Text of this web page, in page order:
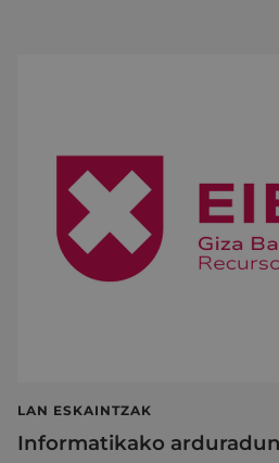
LAN ESKAINTZAK
Informatikako